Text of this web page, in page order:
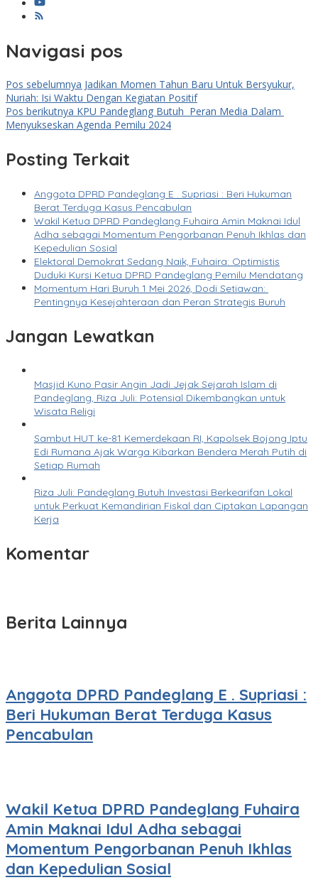
Navigasi pos
Pos sebelumnya Jadikan Momen Tahun Baru Untuk Bersyukur,
Nuriah: Isi Waktu Dengan Kegiatan Positif
Pos berikutnya KPU Pandeglang Butuh Peran Media Dalam
Menyukseskan Agenda Pemilu 2024
Posting Terkait
Anggota DPRD Pandeglang E . Supriasi : Beri Hukuman
Berat Terduga Kasus Pencabulan
Wakil Ketua DPRD Pandeglang Fuhaira Amin Maknai Idul
Adha sebagai Momentum Pengorbanan Penuh Ikhlas dan
Kepedulian Sosial
Elektoral Demokrat Sedang Naik, Fuhaira: Optimistis
Duduki Kursi Ketua DPRD Pandeglang Pemilu Mendatang
Momentum Hari Buruh 1 Mei 2026, Dodi Setiawan:
Pentingnya Kesejahteraan dan Peran Strategis Buruh
Jangan Lewatkan
Masjid Kuno Pasir Angin Jadi Jejak Sejarah Islam di
Pandeglang, Riza Juli: Potensial Dikembangkan untuk
Wisata Religi
Sambut HUT ke-81 Kemerdekaan RI, Kapolsek Bojong Iptu
Edi Rumana Ajak Warga Kibarkan Bendera Merah Putih di
Setiap Rumah
Riza Juli: Pandeglang Butuh Investasi Berkearifan Lokal
untuk Perkuat Kemandirian Fiskal dan Ciptakan Lapangan
Kerja
Komentar
Berita Lainnya
Anggota DPRD Pandeglang E . Supriasi :
Beri Hukuman Berat Terduga Kasus
Pencabulan
Wakil Ketua DPRD Pandeglang Fuhaira
Amin Maknai Idul Adha sebagai
Momentum Pengorbanan Penuh Ikhlas
dan Kepedulian Sosial